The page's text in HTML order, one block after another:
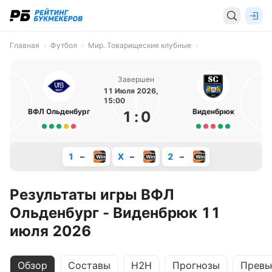
Главная Футбол Мир. Товарищеские клубные
ВФЛ Ольденбург
Завершен
11 Июля 2026,
15:00
1 : 0 Виденбрюк
1 – X – 2 –
Результаты игры ВФЛ
Ольденбург - Виденбрюк 11
июля 2026
Обзор Составы H2H Прогнозы